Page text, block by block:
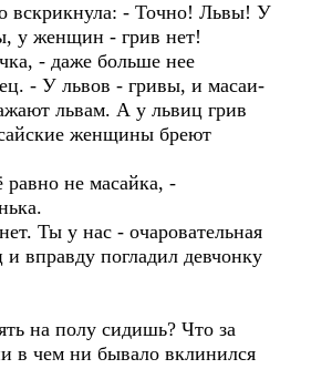
вскрикнула: - Точно! Львы! У
у женщин - грив нет!
- даже больше нее
- У львов - гривы, и масаи-
львам. А у львиц грив
женщины бреют
не масайка, -
Ты у нас - очаровательная
вправду погладил девчонку
на полу сидишь? Что за
в чем ни бывало вклинился